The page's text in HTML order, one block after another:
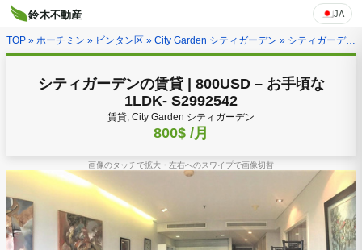
TOP » ホーチミン » ビンタン区 » City Garden シティガーデン » シティガーデンの賃貸 | 800USD – お手頃な1LDK- S2992542
シティガーデンの賃貸 | 800USD – お手頃な
1LDK- S2992542
賃貸, City Garden シティガーデン
800$ /月
画像のタッチで拡大・左右へのスワイプで画像切替
鈴木不動産 JA